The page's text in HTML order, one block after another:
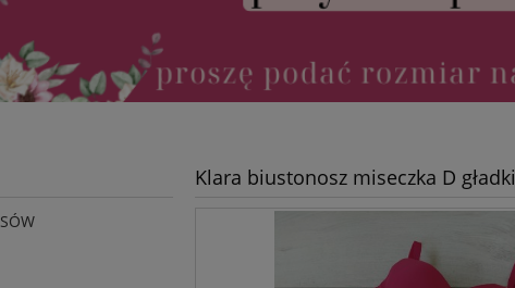
Klara biustonosz miseczka D gładki